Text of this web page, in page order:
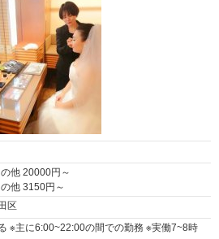
他 20000円～
他 3150円～
区
※主に6:00~22:00の間での勤務 ※実働7~8時